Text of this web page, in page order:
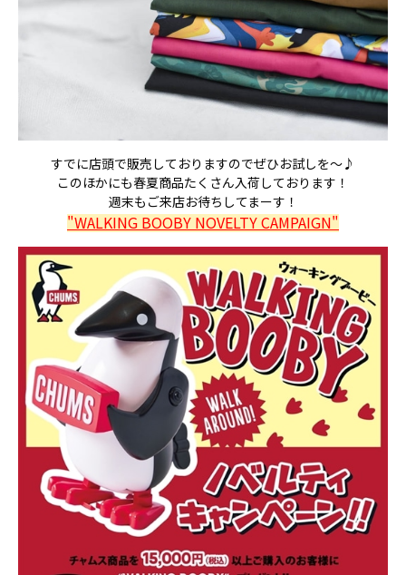
すでに店頭で販売しておりますのでぜひお試しを～♪
このほかにも春夏商品たくさん入荷しております！
週末もご来店お待ちしてまーす！
"WALKING BOOBY NOVELTY CAMPAIGN"